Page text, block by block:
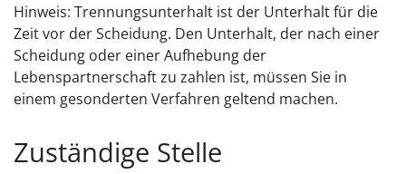
Hinweis: Trennungsunterhalt ist der Unterhalt für die
Zeit vor der Scheidung. Den Unterhalt, der nach einer
Scheidung oder einer Aufhebung der
Lebenspartnerschaft zu zahlen ist, müssen Sie in
einem gesonderten Verfahren geltend machen.
Zuständige Stelle